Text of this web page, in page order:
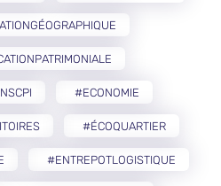
#ECONOMIE
#ÉCOQUARTIER
#ENTREPOTLOGISTIQUE